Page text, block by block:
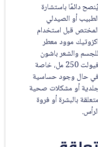
دائمًا باستشارة
أو الصيدلي
قبل استخدام
موود معطر
والشعر باشون
فيولت 250 مل، خاصة
وجود حساسية
أو مشكلات صحية
بالبشرة أو فروة